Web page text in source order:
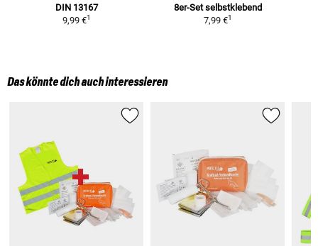
DIN 13167
9,99 €1
8er-Set selbstklebend
7,99 €1
Das könnte dich auch interessieren